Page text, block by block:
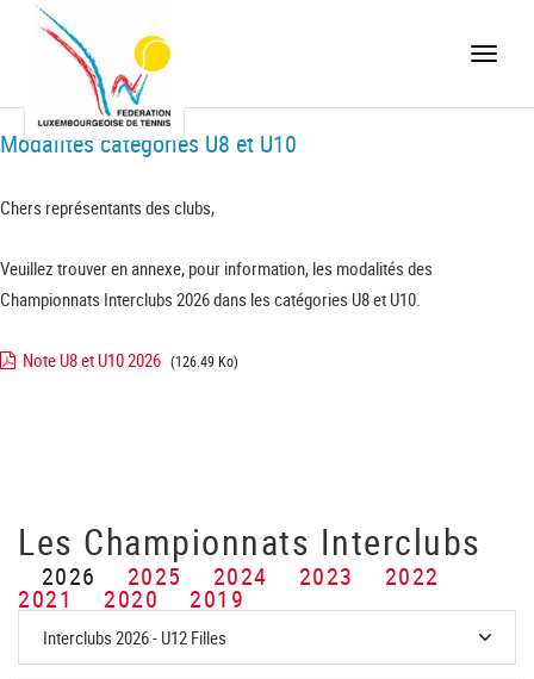
Toggle
Modalités catégories U8 et U10
Chers représentants des clubs,
Veuillez trouver en annexe, pour information, les modalités des
Championnats Interclubs 2026 dans les catégories U8 et U10.
Note U8 et U10 2026 (126.49 Ko)
Les Championnats Interclubs
2026 2025 2024 2023 2022
2021 2020 2019